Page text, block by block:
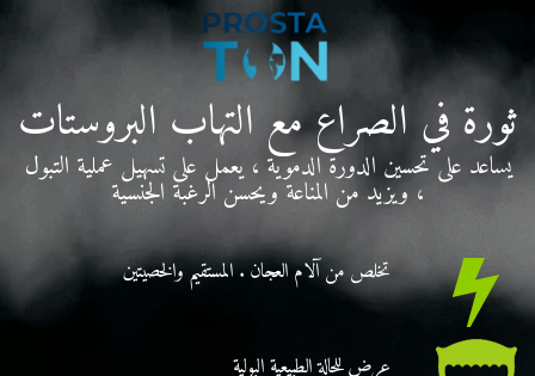
ثورة في الصراع مع التهاب البروستات
يساعد على تحسين الدورة الدموية ، يعمل على تسهيل عملية التبول
، ويزيد من المناعة ويحسن الرغبة الجنسية
تخلص من آلام العجان . المستقيم والخصيتين
عرض للحالة الطبيعية البولية